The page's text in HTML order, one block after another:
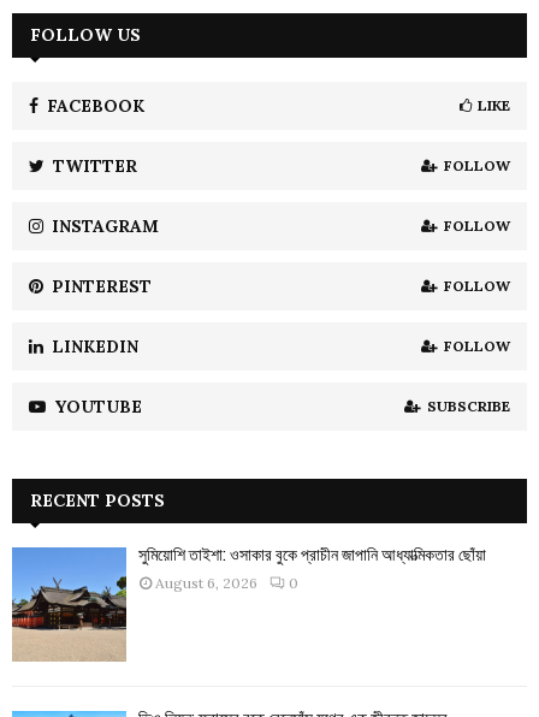
h
H
FOLLOW US
FACEBOOK LIKE
TWITTER FOLLOW
INSTAGRAM FOLLOW
PINTEREST FOLLOW
LINKEDIN FOLLOW
YOUTUBE SUBSCRIBE
RECENT POSTS
সুমিয়োশি তাইশা: ওসাকার বুকে প্রাচীন জাপানি আধ্যাত্মিকতার ছোঁয়া
August 6, 2026 0